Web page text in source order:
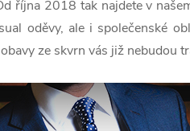
října 2018 tak najdete v
oděvy, ale i společenské
ze skvrn vás již nebudou